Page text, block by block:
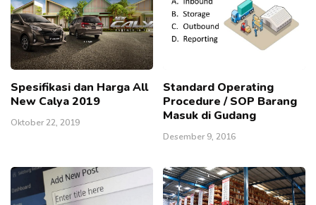
Spesifikasi dan Harga All
New Calya 2019
Oktober 22, 2019
Standard Operating
Procedure / SOP Barang
Masuk di Gudang
Desember 9, 2016